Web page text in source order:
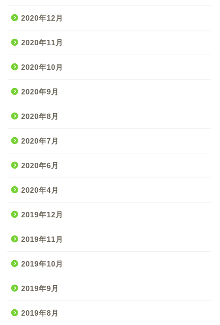
2020年12月
2020年11月
2020年10月
2020年9月
2020年8月
2020年7月
2020年6月
2020年4月
2019年12月
2019年11月
2019年10月
2019年9月
2019年8月